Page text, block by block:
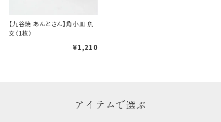
【九谷焼 あんとさん】角小皿 魚
文〈1枚〉
¥1,210
アイテムで選ぶ